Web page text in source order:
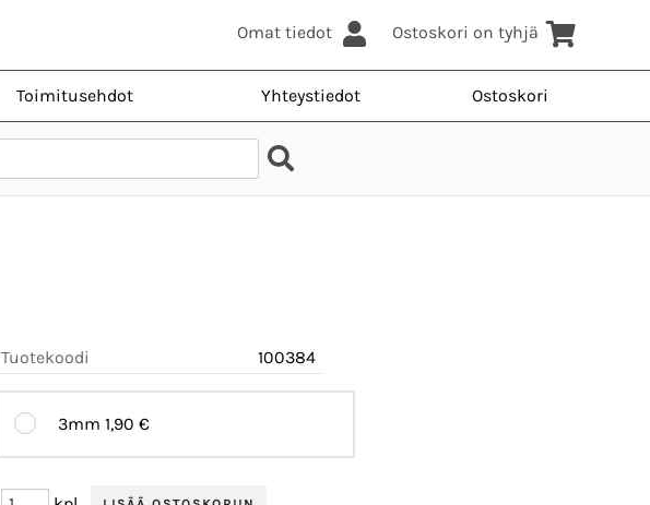
Omat tiedot Ostoskori on tyhjä
Toimitusehdot Yhteystiedot Ostoskori
Tuotekoodi 100384
3mm 1,90 €